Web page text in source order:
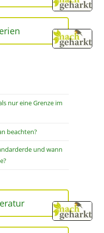
nur eine Grenze im
beachten?
und wann